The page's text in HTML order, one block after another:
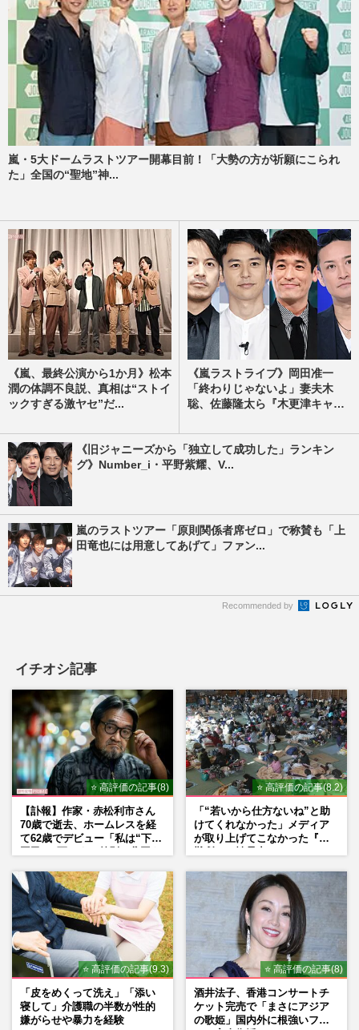
嵐・5大ドームラストツアー開幕目前！「大勢の方が祈願にこられ
た」全国の“聖地”神...
《嵐、最終公演から1か月》松本
潤の体調不良説、真相は“ストイ
ックすぎる激ヤセ”だ...
《嵐ラストライブ》岡田准一
「終わりじゃないよ」妻夫木
聡、佐藤隆太ら『木更津キャ
《旧ジャニーズから「独立して成功した」ランキン
グ》Number_i・平野紫耀、V...
嵐のラストツアー「原則関係者席ゼロ」で称賛も「上
田竜也には用意してあげて」ファン...
Recommended by
イチオシ記事
⭐ 高評価の記事(8)
【訃報】作家・赤松利市さん
70歳で逝去、ホームレスを経
て62歳でデビュー「私は“下級
⭐ 高評価の記事(8.2)
「“若いから仕方ないね”と助
けてくれなかった」メディア
が取り上げてこなかった『避
⭐ 高評価の記事(9.3)
「皮をめくって洗え」「添い
寝して」介護職の半数が性的
嫌がらせや暴力を経験
⭐ 高評価の記事(8)
酒井法子、香港コンサートチ
ケット完売で「まさにアジア
の歌姫」国内外に根強いファ